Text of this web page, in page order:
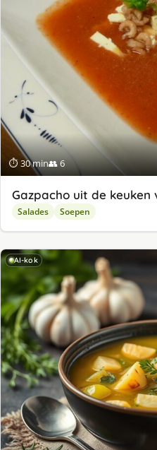
⏱ 30 min👥 6
Gazpacho uit de keuken
Salades Soepen
AI-kok